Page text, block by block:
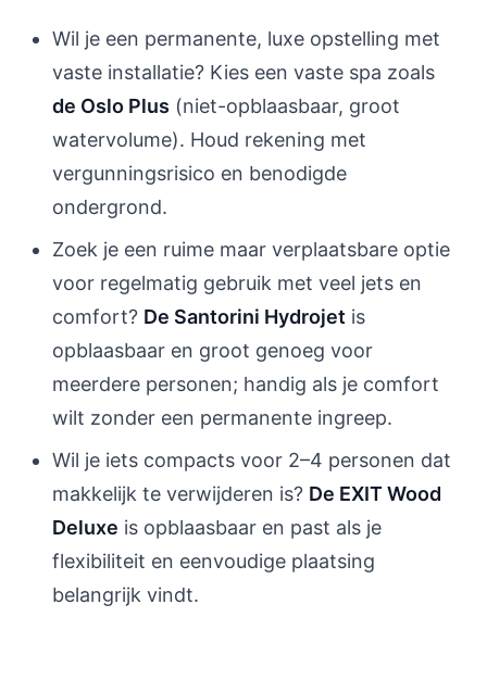
Wil je een permanente, luxe opstelling met
vaste installatie? Kies een vaste spa zoals
de Oslo Plus (niet-opblaasbaar, groot
watervolume). Houd rekening met
vergunningsrisico en benodigde
ondergrond.
Zoek je een ruime maar verplaatsbare optie
voor regelmatig gebruik met veel jets en
comfort? De Santorini Hydrojet is
opblaasbaar en groot genoeg voor
meerdere personen; handig als je comfort
wilt zonder een permanente ingreep.
Wil je iets compacts voor 2–4 personen dat
makkelijk te verwijderen is? De EXIT Wood
Deluxe is opblaasbaar en past als je
flexibiliteit en eenvoudige plaatsing
belangrijk vindt.